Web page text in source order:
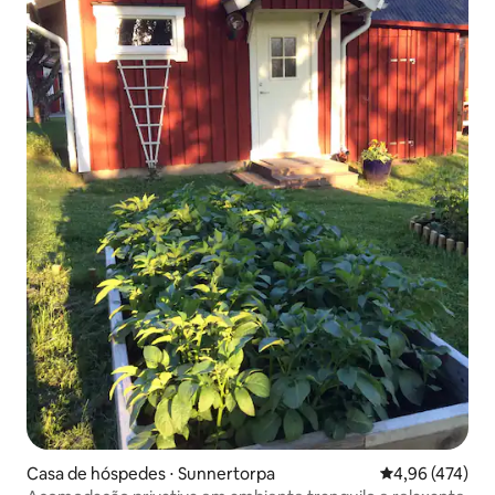
Casa de hóspedes ⋅ Sunnertorpa 4,96 de uma
4,96 (474)